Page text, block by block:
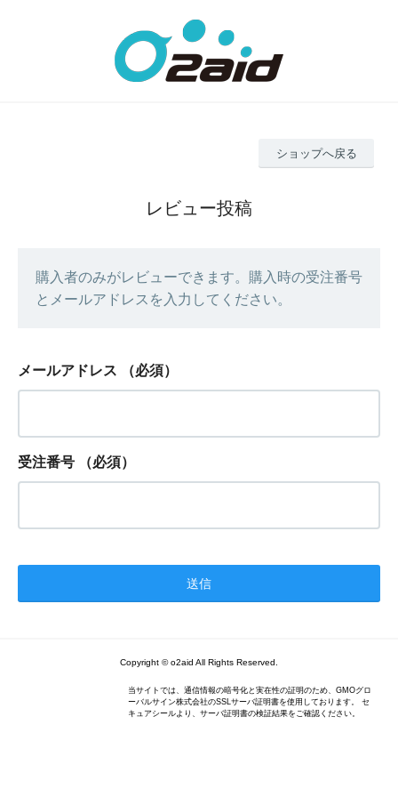
ショップへ戻る
レビュー投稿
購入者のみがレビューできます。購入時の受注番号
とメールアドレスを入力してください。
メールアドレス （必須）
受注番号 （必須）
Copyright © o2aid All Rights Reserved.
当サイトでは、通信情報の暗号化と実在性の証明のため、GMOグロ
ーバルサイン株式会社のSSLサーバ証明書を使用しております。 セ
キュアシールより、サーバ証明書の検証結果をご確認ください。